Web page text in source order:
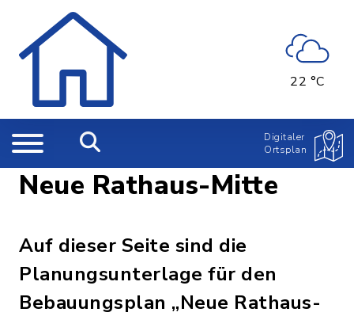
22 °C
Digitaler
Ortsplan
Neue Rathaus-Mitte
Auf dieser Seite sind die
Planungsunterlage für den
Bebauungsplan „Neue Rathaus-